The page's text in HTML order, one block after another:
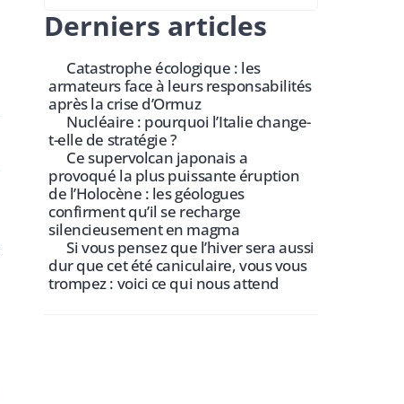
Derniers articles
Catastrophe écologique : les
armateurs face à leurs responsabilités
après la crise d’Ormuz
Nucléaire : pourquoi l’Italie change-
t-elle de stratégie ?
Ce supervolcan japonais a
provoqué la plus puissante éruption
de l’Holocène : les géologues
confirment qu’il se recharge
silencieusement en magma
Si vous pensez que l’hiver sera aussi
dur que cet été caniculaire, vous vous
trompez : voici ce qui nous attend